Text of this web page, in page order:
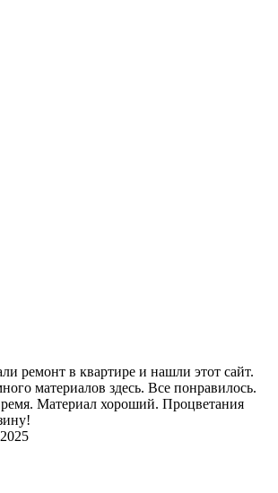
ремонт в квартире и нашли этот сайт.
материалов здесь. Все понравилось.
Материал хороший. Процветания